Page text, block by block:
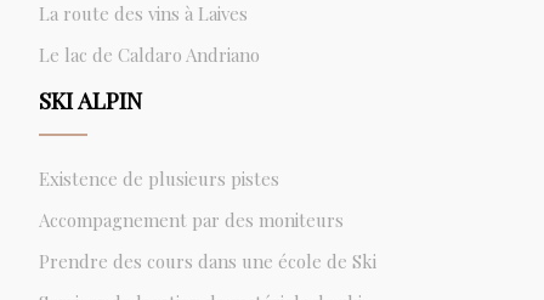
La route des vins à Laives
Le lac de Caldaro Andriano
SKI ALPIN
Existence de plusieurs pistes
Accompagnement par des moniteurs
Prendre des cours dans une école de Ski